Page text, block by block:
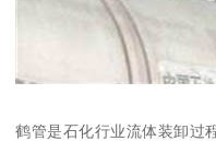
鹤管是石化行业流体装卸过